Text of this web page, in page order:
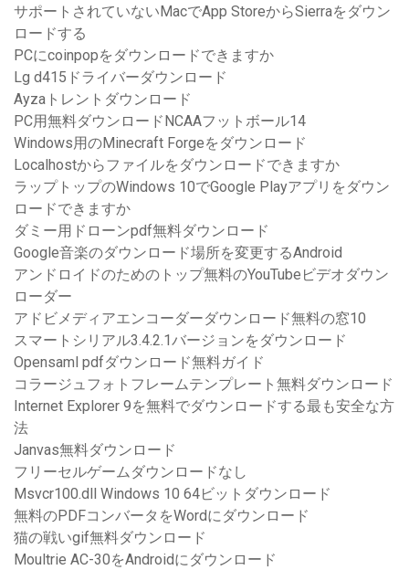
サポートされていないMacでApp StoreからSierraをダウン
ロードする
PCにcoinpopをダウンロードできますか
Lg d415ドライバーダウンロード
Ayzaトレントダウンロード
PC用無料ダウンロードNCAAフットボール14
Windows用のMinecraft Forgeをダウンロード
Localhostからファイルをダウンロードできますか
ラップトップのWindows 10でGoogle Playアプリをダウン
ロードできますか
ダミー用ドローンpdf無料ダウンロード
Google音楽のダウンロード場所を変更するAndroid
アンドロイドのためのトップ無料のYouTubeビデオダウン
ローダー
アドビメディアエンコーダーダウンロード無料の窓10
スマートシリアル3.4.2.1バージョンをダウンロード
Opensaml pdfダウンロード無料ガイド
コラージュフォトフレームテンプレート無料ダウンロード
Internet Explorer 9を無料でダウンロードする最も安全な方
法
Janvas無料ダウンロード
フリーセルゲームダウンロードなし
Msvcr100.dll Windows 10 64ビットダウンロード
無料のPDFコンバータをWordにダウンロード
猫の戦いgif無料ダウンロード
Moultrie AC-30をAndroidにダウンロード